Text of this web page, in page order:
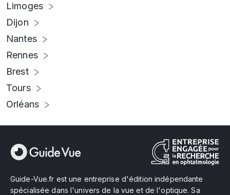
Limoges
Dijon
Nantes
Rennes
Brest
Tours
Orléans
Guide-Vue.fr est une entreprise d'édition indépendante
spécialisée dans l'univers de la vue et de l'optique. Sa